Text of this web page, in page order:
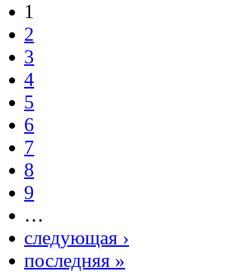
1
2
3
4
5
6
7
8
9
…
следующая ›
последняя »